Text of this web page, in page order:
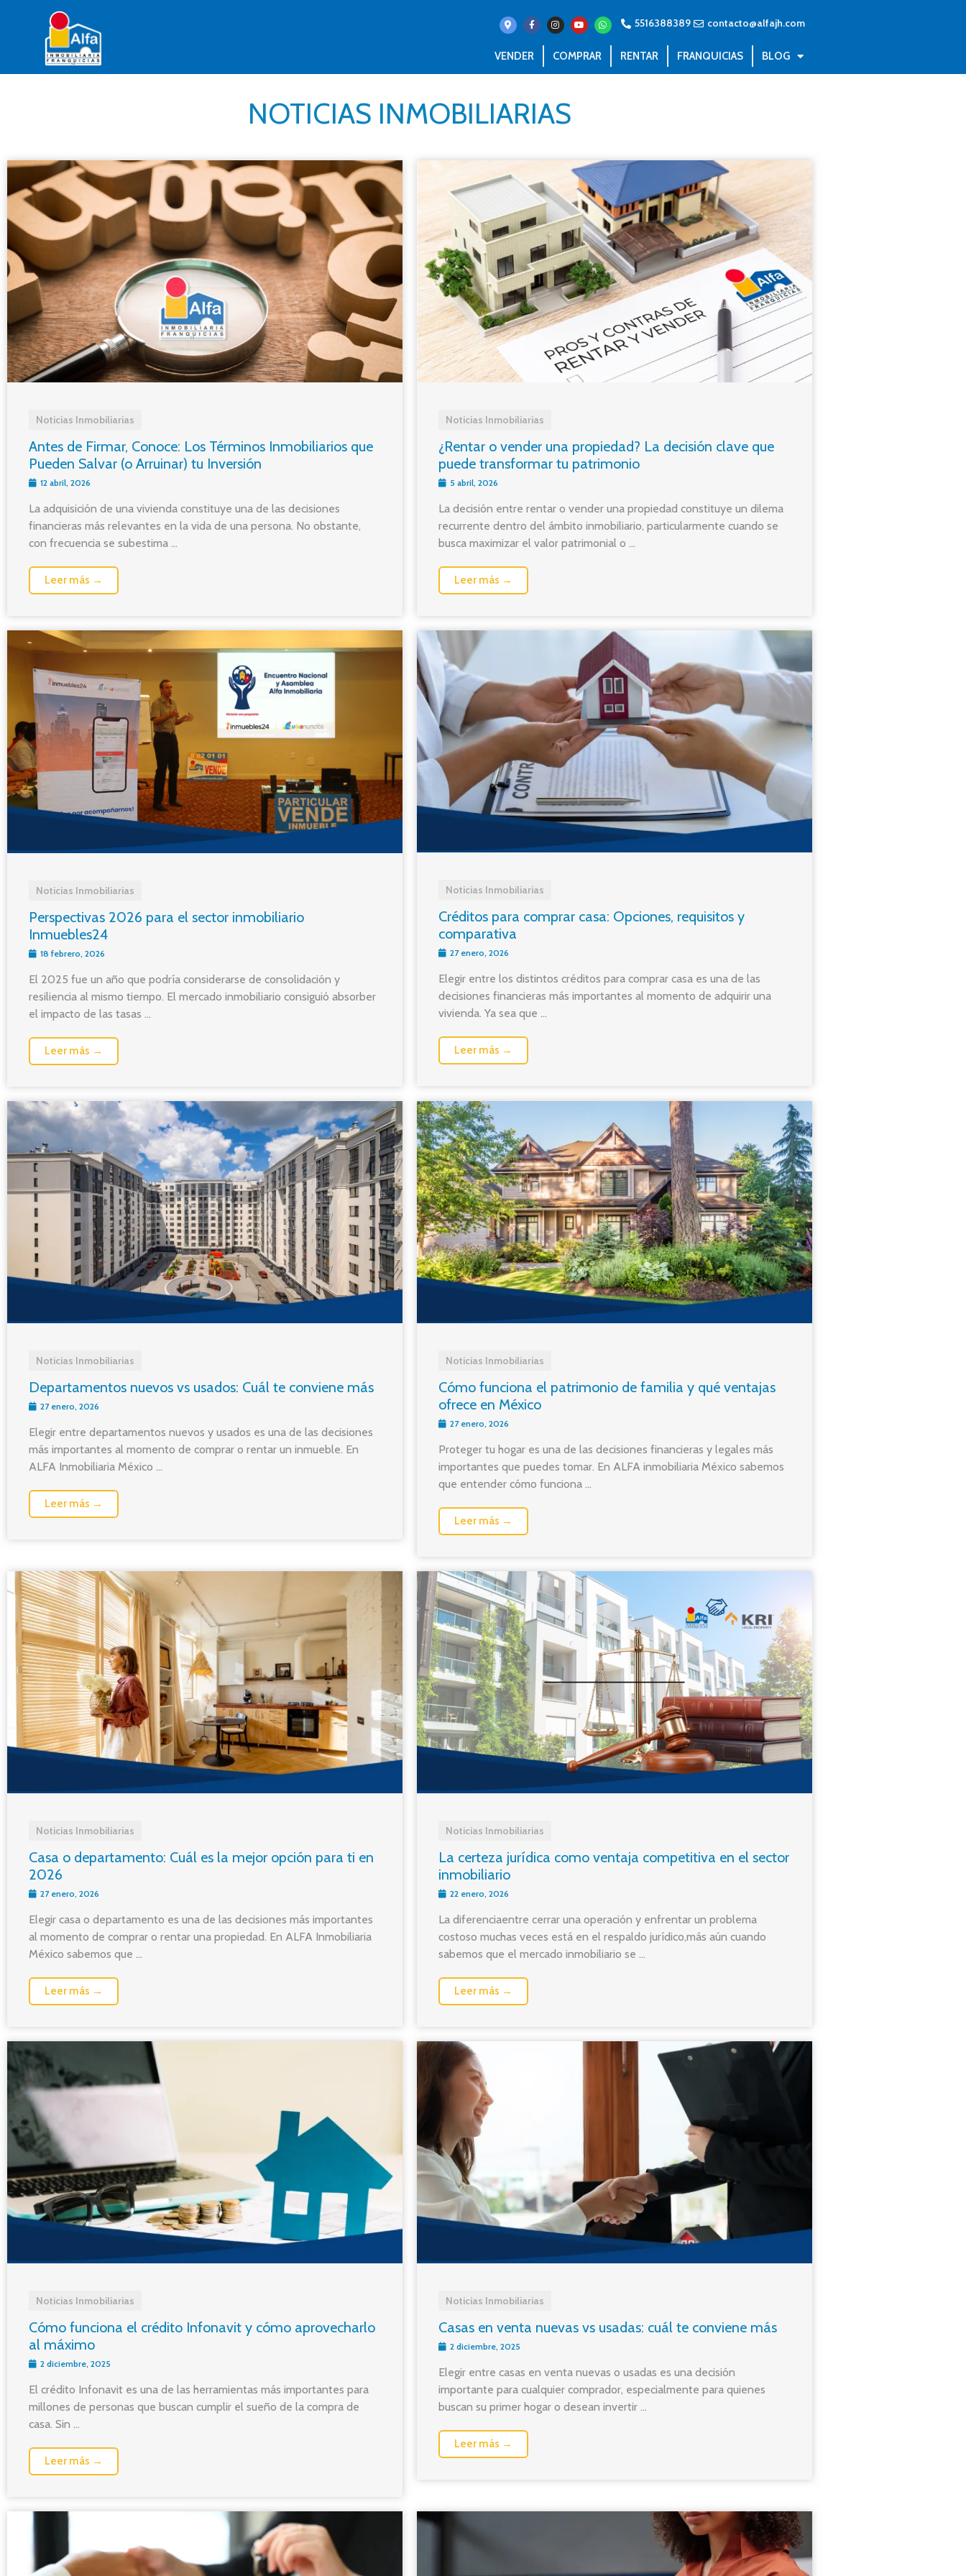
5516388389 contacto@alfajh.com
VENDER COMPRAR RENTAR FRANQUICIAS BLOG
NOTICIAS INMOBILIARIAS
Noticias Inmobiliarias
Antes de Firmar, Conoce: Los Términos Inmobiliarios que
Pueden Salvar (o Arruinar) tu Inversión
12 abril, 2026
La adquisición de una vivienda constituye una de las decisiones
financieras más relevantes en la vida de una persona. No obstante,
con frecuencia se subestima ...
Leer más →
Noticias Inmobiliarias
¿Rentar o vender una propiedad? La decisión clave que
puede transformar tu patrimonio
5 abril, 2026
La decisión entre rentar o vender una propiedad constituye un dilema
recurrente dentro del ámbito inmobiliario, particularmente cuando se
busca maximizar el valor patrimonial o ...
Leer más →
Noticias Inmobiliarias
Perspectivas 2026 para el sector inmobiliario
Inmuebles24
18 febrero, 2026
El 2025 fue un año que podría considerarse de consolidación y
resiliencia al mismo tiempo. El mercado inmobiliario consiguió absorber
el impacto de las tasas ...
Leer más →
Noticias Inmobiliarias
Créditos para comprar casa: Opciones, requisitos y
comparativa
27 enero, 2026
Elegir entre los distintos créditos para comprar casa es una de las
decisiones financieras más importantes al momento de adquirir una
vivienda. Ya sea que ...
Leer más →
Noticias Inmobiliarias
Departamentos nuevos vs usados: Cuál te conviene más
27 enero, 2026
Elegir entre departamentos nuevos y usados es una de las decisiones
más importantes al momento de comprar o rentar un inmueble. En
ALFA Inmobiliaria México ...
Leer más →
Noticias Inmobiliarias
Cómo funciona el patrimonio de familia y qué ventajas
ofrece en México
27 enero, 2026
Proteger tu hogar es una de las decisiones financieras y legales más
importantes que puedes tomar. En ALFA inmobiliaria México sabemos
que entender cómo funciona ...
Leer más →
Noticias Inmobiliarias
Casa o departamento: Cuál es la mejor opción para ti en
2026
27 enero, 2026
Elegir casa o departamento es una de las decisiones más importantes
al momento de comprar o rentar una propiedad. En ALFA Inmobiliaria
México sabemos que ...
Leer más →
Noticias Inmobiliarias
La certeza jurídica como ventaja competitiva en el sector
inmobiliario
22 enero, 2026
La diferenciaentre cerrar una operación y enfrentar un problema
costoso muchas veces está en el respaldo jurídico,más aún cuando
sabemos que el mercado inmobiliario se ...
Leer más →
Noticias Inmobiliarias
Cómo funciona el crédito Infonavit y cómo aprovecharlo
al máximo
2 diciembre, 2025
El crédito Infonavit es una de las herramientas más importantes para
millones de personas que buscan cumplir el sueño de la compra de
casa. Sin ...
Leer más →
Noticias Inmobiliarias
Casas en venta nuevas vs usadas: cuál te conviene más
2 diciembre, 2025
Elegir entre casas en venta nuevas o usadas es una decisión
importante para cualquier comprador, especialmente para quienes
buscan su primer hogar o desean invertir ...
Leer más →